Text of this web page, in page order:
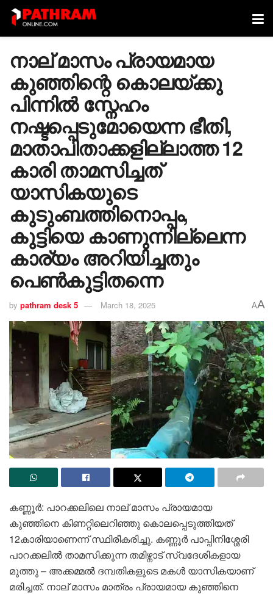
നാല് മാസം പ്രായമായ
കുഞ്ഞിന്റെ കൊലയ്ക്കു
പിന്നിൽ സ്നേഹം
നഷ്ടപ്പെടുമോയെന്ന ഭീതി,
മാതാപിതാക്കളില്ലാത്ത 12
കാരി താമസിച്ചത്
യാസികയുടെ
കുടുംബത്തിനൊപ്പം,
കുട്ടിയെ കാണുന്നില്ലെന്ന
കാര്യം അറിയിച്ചതും
പെൺകുട്ടിതന്നെ
by pathram desk 5 March 18, 2025 AA
കണ്ണൂർ: പാറക്കലിലെ നാല് മാസം പ്രായമായ
കുഞ്ഞിനെ കിണറ്റിലെറിഞ്ഞു കൊലപ്പെടുത്തിയത്
12കാരിയാണെന്ന് സ്ഥിരീകരിച്ചു. കണ്ണൂർ പാപ്പിനിശ്ശേരി
പാറക്കലിൽ താമസിക്കുന്ന തമിഴ്നാട് സ്വദേശികളായ
മുത്തു – അക്കമ്മൽ ദമ്പതികളുടെ മകൾ യാസികയാണ്
മരിച്ചത്. നാല് മാസം മാത്രം പ്രായമായ കുഞ്ഞിനെ